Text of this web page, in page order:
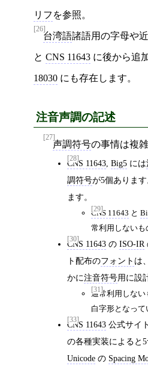
リフ を参照。
[26]
台湾語諸語用の字母や
と CNS 11643 に後から追
18030 にも存在します。
注音声調の記述
[27]
声調符号の事情は複雑
[28]
CNS 11643 Big5 には
調符号が5個あります
ます。
[29]
CNS 11643 と
常利用しないも
[30]
CNS 11643 の ISO-IR
ト配布のフォント は
かに注音符号用に設
[31]
通常利用しない
白字形となって
[33]
CNS 11643 公式サイ
の各種実装によると
Unicode の Spacing